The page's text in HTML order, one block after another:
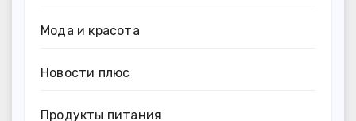
Мода и красота
Новости плюс
Продукты питания